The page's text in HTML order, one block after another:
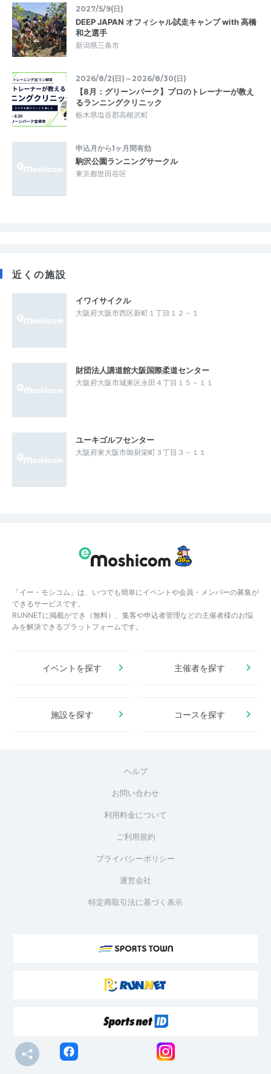
2027/5/9(日)
DEEP JAPAN オフィシャル試走キャンプ with 高橋
和之選手
新潟県三条市
2026/8/2(日)～2026/8/30(日)
【8月：グリーンパーク】プロのトレーナーが教え
るランニングクリニック
栃木県塩谷郡高根沢町
申込月から1ヶ月間有効
駒沢公園ランニングサークル
東京都世田谷区
近くの施設
イワイサイクル
大阪府大阪市西区新町１丁目１２－１
財団法人講道館大阪国際柔道センター
大阪府大阪市城東区永田４丁目１５－１１
ユーキゴルフセンター
大阪府東大阪市御厨栄町３丁目３－１１
「イー・モシコム」は、いつでも簡単にイベントや会員・メンバーの募集が
できるサービスです。
RUNNETに掲載ができ（無料）、集客や申込者管理などの主催者様のお悩
みを解決できるプラットフォームです。
イベントを探す 主催者を探す
施設を探す コースを探す
ヘルプ
お問い合わせ
利用料金について
ご利用規約
プライバシーポリシー
運営会社
特定商取引法に基づく表示